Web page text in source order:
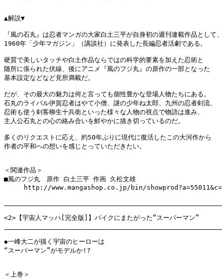
▲解説▼
『風の石丸』は忍者マンガの大家白土三平が自身初の週刊連載作品として
1960年「少年マガジン」（講談社）に発表した長編忍者活劇である。
硬質で美しいタッチや白土作品ならではの科学的要素を加えた忍術と
随所に張られた伏線、後にアニメ『風のフジ丸』の原作の一部となった
基本設定などなど見所満載だ。
だが、その最大の魅力は何と言っても個性豊かな登場人物たちにある。
石丸のライバル伊賀忍者はやて小僧、謎の少年ね太郎、九州の忍者剣流、
忍術も使う剣客柳生十兵衛といった様々な人物の視点で物語は進み、
主人公石丸との心の絡み合いを鮮やかに描き切っているのだ。
多くのリクエストに応え、約50年ぶりに現代に復活したこの大河作から
作者の平和への想いを感じとっていただきたい。
＜関連作品＞
■風のフジ丸　原作 白土三平 作画 久松文雄
http://www.mangashop.co.jp/bin/
<2>【宇宙人マッハ[完全版]】バイクにまたがった“スーパーマン”
◆一峰大二が描く宇宙のヒーローは
“スーパーマン”がモデルか!?
＜上巻＞